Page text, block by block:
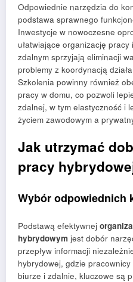
Odpowiednie narzędzia do
podstawa sprawnego
Inwestycje w nowoczesne
ułatwiające organizację
zdalnym sprzyjają eliminacji
problemy z koordynacją
Szkolenia powinny również
pracy w domu, co pozwoli
zdalnej, w tym elastyczność i
życiem zawodowym a
Jak utrzymać
pracy
Wybór odpowiednich
Podstawą efektywnej
hybrydowym jest dobór
przepływ informacji
hybrydowej, gdzie
biurze i zdalnie, kluczowe są